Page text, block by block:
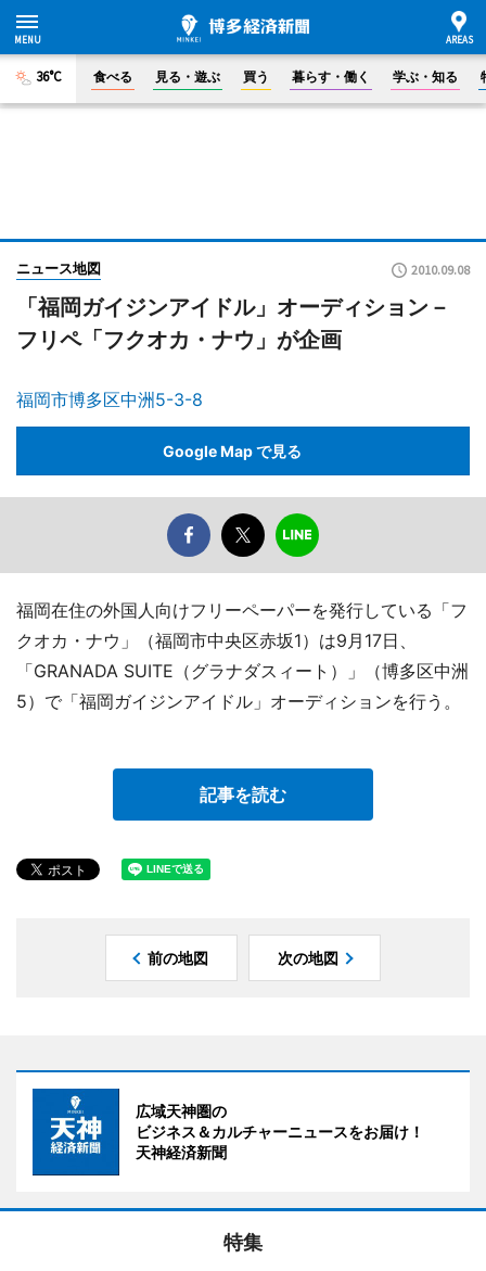
36°C 食べる 見る・遊ぶ 買う 暮らす・働く 学ぶ・知る
ニュース地図 2010.09.08
「福岡ガイジンアイドル」オーディション－
フリペ「フクオカ・ナウ」が企画
福岡市博多区中洲5-3-8
Google Map で見る
福岡在住の外国人向けフリーペーパーを発行している「フ
クオカ・ナウ」（福岡市中央区赤坂1）は9月17日、
「GRANADA SUITE（グラナダスィート）」（博多区中洲
5）で「福岡ガイジンアイドル」オーディションを行う。
記事を読む
前の地図 次の地図
広域天神圏の
ビジネス＆カルチャーニュースをお届け！
天神経済新聞
特集